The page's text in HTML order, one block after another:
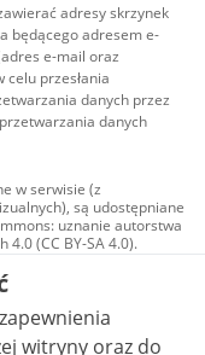
adresy skrzynek
będącego adresem e-
e-mail oraz
przesłania
danych przez
danych
w serwisie (z
są udostępniane
uznanie autorstwa
4.0 (CC BY-SA 4.0).
zdjęcia, materiały
na licencji typu
autorstwa użycie
zależnych 4.0 (CC BY-
inaczej.
witryny oraz do